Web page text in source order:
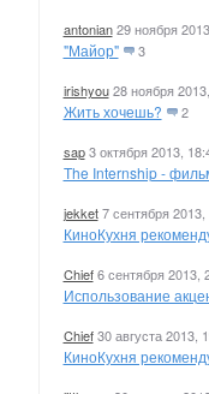
antonian 29 ноября
"Майор" 3
irishyou 28 ноября
Жить хочешь? 2
sap 3 октября 2013,
The Internship -
jekket 7 сентября 2013,
КиноКухня
Chief 6 сентября 2013,
Использование
Chief 30 августа 2013,
КиноКухня